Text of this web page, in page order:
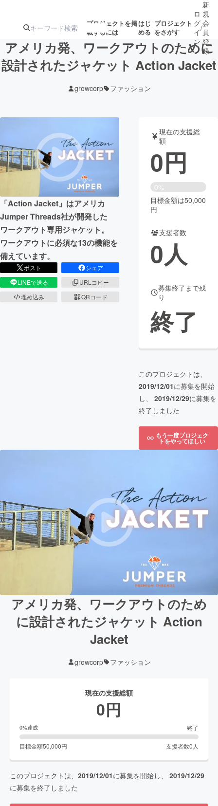
プロジェクトを掲
載するには
はじ
める
プロジェクト
をさがす
ジェクト
ロジェクト
音楽
テクノロジー・ガジェット ゲーム・サ
映像・映画 書籍・雑誌
ビジネス・起業
まちづくり・地域活性化
CAMPFIRE for Social Good CAMPFIRE Creation
CAMPFIREふるさと納税
ロ
グ
イ
ン
/
新
規
会
員
登
録
アメリカ発、ワークアウトのために
設計されたジャケット Action Jacket
growcorp ファッション
「Action Jacket」はアメリカ
Jumper Threads社が開発した
ワークアウト専用ジャケット。
ワークアウトに必須な13の機能を
備えています。
ポスト
シェア
LINEで送る
URLコピー
埋め込み
QRコード
現在の支援総
額
0円
0%
目標金額は50,000
円
支援者数
0人
募集終了まで残
り
終了
このプロジェクトは、
2019/12/01に募集を開始
し、 2019/12/29に募集を
終了しました
もう一度プロジェク
トをやってほしい
アメリカ発、ワークアウトのため
に設計されたジャケット Action
Jacket
growcorp ファッション
現在の支援総額
0円
0%達成 終了
目標金額50,000円 支援者数0 人
このプロジェクトは、 2019/12/01に募集を開始し、 2019/12/29
に募集を終了しました